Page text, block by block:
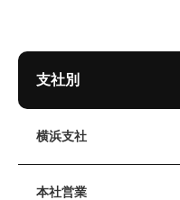
支社別
横浜支社
本社営業